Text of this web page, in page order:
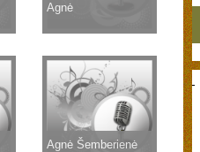
Agnė
Agnė Šemberienė